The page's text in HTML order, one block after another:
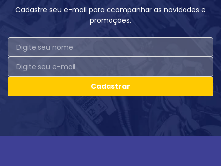
Cadastre seu e-mail para acompanhar as novidades e
promoções.
Cadastrar